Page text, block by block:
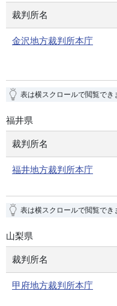
裁判所名
金沢地方裁判所本庁
表は横スクロールで閲覧でき
福井県
裁判所名
福井地方裁判所本庁
表は横スクロールで閲覧でき
山梨県
裁判所名
甲府地方裁判所本庁